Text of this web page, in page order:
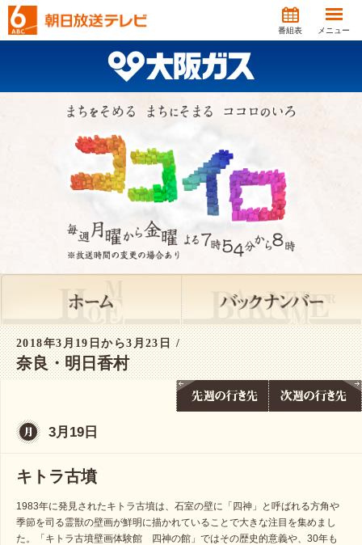
番組表 メニュー
2018年3月19日から3月23日 /
奈良・明日香村
3月19日
キトラ古墳
1983年に発見されたキトラ古墳は、石室の壁に「四神」と呼ばれる方角や
季節を司る霊獣の壁画が鮮明に描かれていることで大きな注目を集めまし
た。「キトラ古墳壁画体験館 四神の館」ではその歴史的意義や、30年も